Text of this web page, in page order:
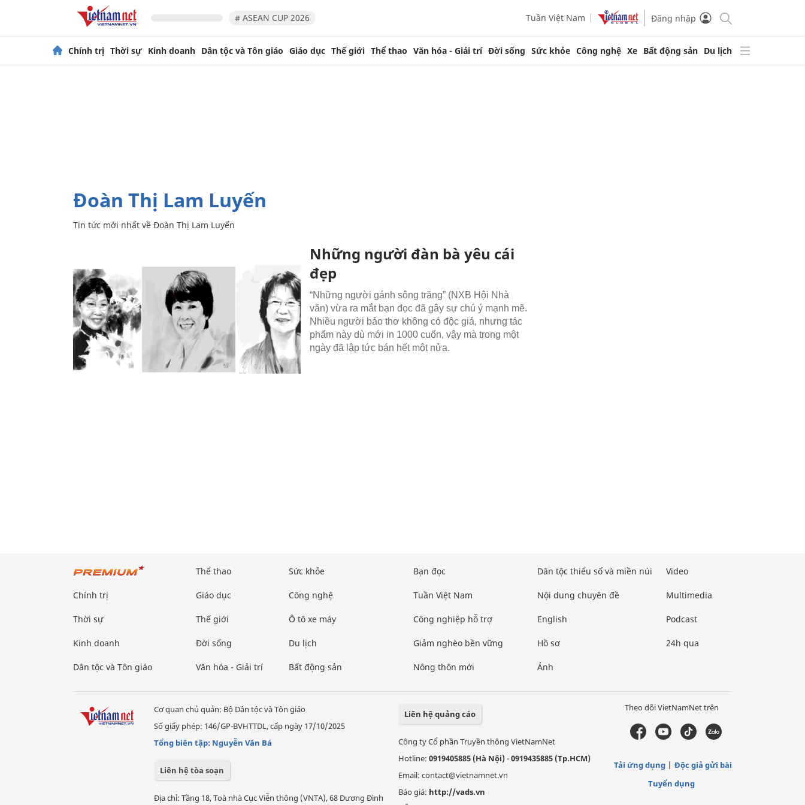
# ASEAN CUP 2026 Tuần Việt Nam Đăng nhập
Chính trị Thời sự Kinh doanh Dân tộc và Tôn giáo Giáo dục Thế giới Thể thao Văn hóa - Giải trí Đời sống Sức khỏe Công nghệ Xe Bất động sản Du lịch
Đoàn Thị Lam Luyến
Tin tức mới nhất về Đoàn Thị Lam Luyến
Những người đàn bà yêu cái
đẹp
“Những người gánh sông trăng” (NXB Hội Nhà
văn) vừa ra mắt bạn đọc đã gây sự chú ý mạnh mẽ.
Nhiều người bảo thơ không có độc giả, nhưng tác
phẩm này dù mới in 1000 cuốn, vậy mà trong một
ngày đã lập tức bán hết một nửa.
Chính trị
Thời sự
Kinh doanh
Dân tộc và Tôn giáo
Thể thao
Giáo dục
Thế giới
Đời sống
Văn hóa - Giải trí
Sức khỏe
Công nghệ
Ô tô xe máy
Du lịch
Bất động sản
Bạn đọc
Tuần Việt Nam
Công nghiệp hỗ trợ
Giảm nghèo bền vững
Nông thôn mới
Dân tộc thiểu số và miền núi
Nội dung chuyên đề
English
Hồ sơ
Ảnh
Video
Multimedia
Podcast
24h qua
Cơ quan chủ quản: Bộ Dân tộc và Tôn giáo
Số giấy phép: 146/GP-BVHTTDL, cấp ngày 17/10/2025
Tổng biên tập: Nguyễn Văn Bá
Liên hệ tòa soạn
Địa chỉ: Tầng 18, Toà nhà Cục Viễn thông (VNTA), 68 Dương Đình
Liên hệ quảng cáo
Công ty Cổ phần Truyền thông VietNamNet
Hotline: 0919405885 (Hà Nội)-0919435885 (Tp.HCM)
Email: contact@vietnamnet.vn
Báo giá: http://vads.vn
Theo dõi VietNamNet trên
Tải ứng dụng
Độc giả gửi bài
Tuyển dụng